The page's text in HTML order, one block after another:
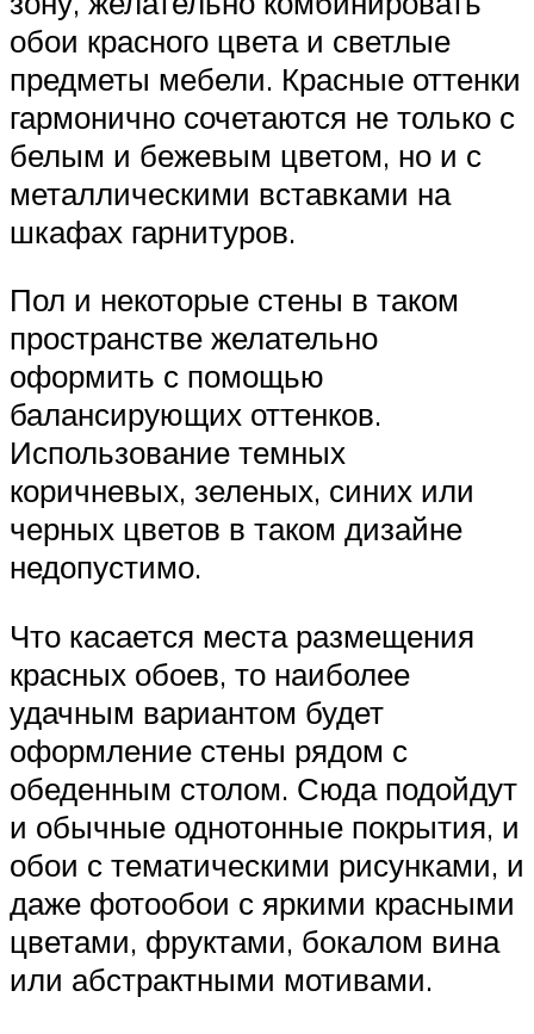
обои красного цвета и светлые
предметы мебели. Красные оттенки
гармонично сочетаются не только с
белым и бежевым цветом, но и с
металлическими вставками на
шкафах гарнитуров.
Пол и некоторые стены в таком
пространстве желательно
оформить с помощью
балансирующих оттенков.
Использование темных
коричневых, зеленых, синих или
черных цветов в таком дизайне
недопустимо.
Что касается места размещения
красных обоев, то наиболее
удачным вариантом будет
оформление стены рядом с
обеденным столом. Сюда подойдут
и обычные однотонные покрытия, и
обои с тематическими рисунками, и
даже фотообои с яркими красными
цветами, фруктами, бокалом вина
или абстрактными мотивами.